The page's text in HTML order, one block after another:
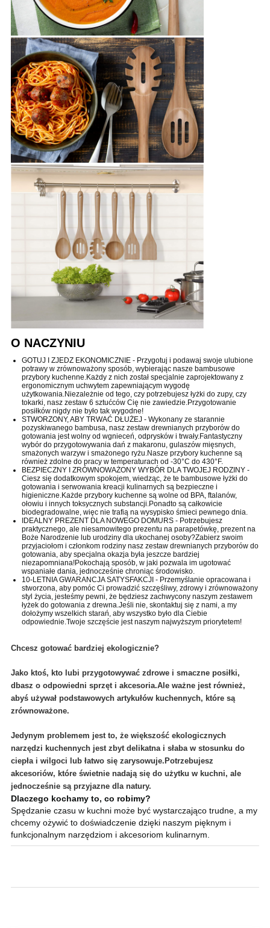
O NACZYNIU
GOTUJ I ZJEDZ EKONOMICZNIE - Przygotuj i podawaj swoje ulubione
potrawy w zrównoważony sposób, wybierając nasze bambusowe
przybory kuchenne.Każdy z nich został specjalnie zaprojektowany z
ergonomicznym uchwytem zapewniającym wygodę
użytkowania.Niezależnie od tego, czy potrzebujesz łyżki do zupy, czy
tokarki, nasz zestaw 6 sztućców Cię nie zawiedzie.Przygotowanie
posiłków nigdy nie było tak wygodne!
STWORZONY, ABY TRWAĆ DŁUŻEJ - Wykonany ze starannie
pozyskiwanego bambusa, nasz zestaw drewnianych przyborów do
gotowania jest wolny od wgnieceń, odprysków i trwały.Fantastyczny
wybór do przygotowywania dań z makaronu, gulaszów mięsnych,
smażonych warzyw i smażonego ryżu.Nasze przybory kuchenne są
również zdolne do pracy w temperaturach od -30°C do 430°F.
BEZPIECZNY I ZRÓWNOWAŻONY WYBÓR DLA TWOJEJ RODZINY -
Ciesz się dodatkowym spokojem, wiedząc, że te bambusowe łyżki do
gotowania i serwowania kreacji kulinarnych są bezpieczne i
higieniczne.Każde przybory kuchenne są wolne od BPA, ftalanów,
ołowiu i innych toksycznych substancji.Ponadto są całkowicie
biodegradowalne, więc nie trafią na wysypisko śmieci pewnego dnia.
IDEALNY PREZENT DLA NOWEGO DOMU RS - Potrzebujesz
praktycznego, ale niesamowitego prezentu na parapetówkę, prezent na
Boże Narodzenie lub urodziny dla ukochanej osoby?Zabierz swoim
przyjaciołom i członkom rodziny nasz zestaw drewnianych przyborów do
gotowania, aby specjalna okazja była jeszcze bardziej
niezapomniana!Pokochają sposób, w jaki pozwala im ugotować
wspaniałe dania, jednocześnie chroniąc środowisko.
10-LETNIA GWARANCJA SATYSFAKCJI - Przemyślanie opracowana i
stworzona, aby pomóc Ci prowadzić szczęśliwy, zdrowy i zrównoważony
styl życia, jesteśmy pewni, że będziesz zachwycony naszym zestawem
łyżek do gotowania z drewna.Jeśli nie, skontaktuj się z nami, a my
dołożymy wszelkich starań, aby wszystko było dla Ciebie
odpowiednie.Twoje szczęście jest naszym najwyższym priorytetem!
Chcesz gotować bardziej ekologicznie?
Jako ktoś, kto lubi przygotowywać zdrowe i smaczne posiłki,
dbasz o odpowiedni sprzęt i akcesoria.Ale ważne jest również,
abyś używał podstawowych artykułów kuchennych, które są
zrównoważone.
Jedynym problemem jest to, że większość ekologicznych
narzędzi kuchennych jest zbyt delikatna i słaba w stosunku do
ciepła i wilgoci lub łatwo się zarysowuje.Potrzebujesz
akcesoriów, które świetnie nadają się do użytku w kuchni, ale
jednocześnie są przyjazne dla natury.
Dlaczego kochamy to, co robimy?
Spędzanie czasu w kuchni może być wystarczająco trudne, a my
chcemy ożywić to doświadczenie dzięki naszym pięknym i
funkcjonalnym narzędziom i akcesoriom kulinarnym.